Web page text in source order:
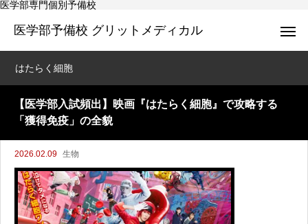
医学部専門個別予備校
医学部予備校 グリットメディカル
はたらく細胞
【医学部入試頻出】映画『はたらく細胞』で攻略する
「獲得免疫」の全貌
2026.02.09 生物